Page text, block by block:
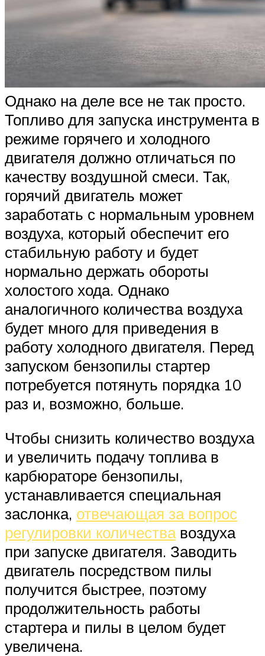
Однако на деле все не так просто.
Топливо для запуска инструмента в
режиме горячего и холодного
двигателя должно отличаться по
качеству воздушной смеси. Так,
горячий двигатель может
заработать с нормальным уровнем
воздуха, который обеспечит его
стабильную работу и будет
нормально держать обороты
холостого хода. Однако
аналогичного количества воздуха
будет много для приведения в
работу холодного двигателя. Перед
запуском бензопилы стартер
потребуется потянуть порядка 10
раз и, возможно, больше.
Чтобы снизить количество воздуха
и увеличить подачу топлива в
карбюраторе бензопилы,
устанавливается специальная
заслонка, отвечающая за вопрос
регулировки количествавоздуха
при запуске двигателя. Заводить
двигатель посредством пилы
получится быстрее, поэтому
продолжительность работы
стартера и пилы в целом будет
увеличена.